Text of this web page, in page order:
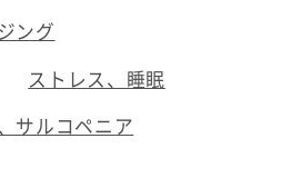
ング
ストレス、睡眠
サルコペニア